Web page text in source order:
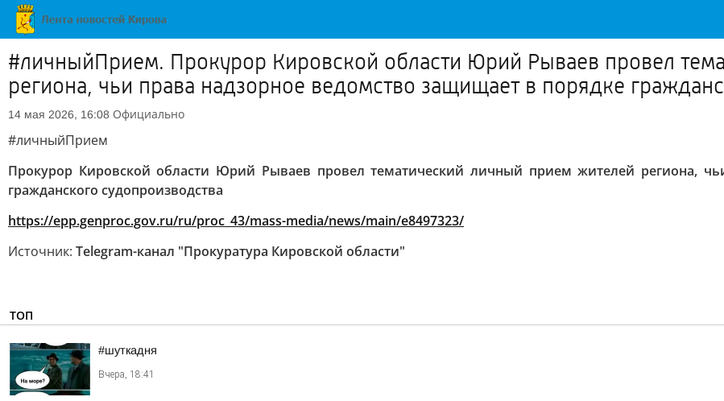
#личныйПрием. Прокурор Кировской области Юрий Рываев провел
региона, чьи права надзорное ведомство защищает в порядке
14 мая 2026, 16:08 Официально
#личныйПрием
Прокурор Кировской области Юрий Рываев провел тематический личный прием жителей региона,
гражданского судопроизводства
https://epp.genproc.gov.ru/ru/proc_43/mass-media/news/main/e8497323/
Источник: Telegram-канал "Прокуратура Кировской области"
ТОП
#шуткадня
Вчера, 18:41